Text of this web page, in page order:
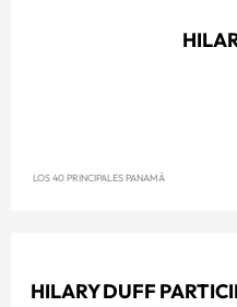
LOS 40 PRINCIPALES PANAMÁ
HILARY DUFF